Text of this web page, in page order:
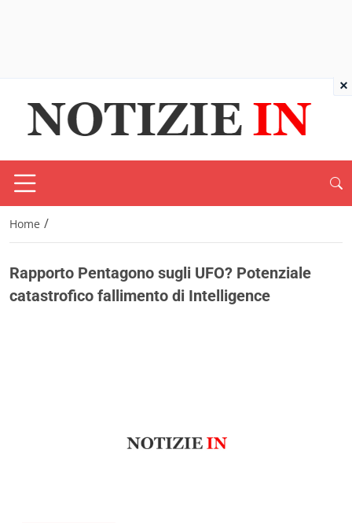
Home /
Rapporto Pentagono sugli UFO? Potenziale
catastrofico fallimento di Intelligence
×